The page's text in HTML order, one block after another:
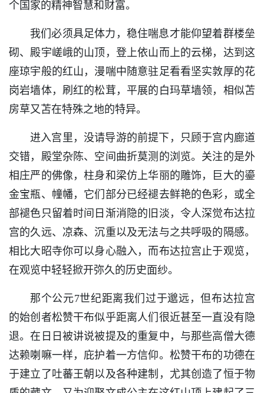
个国家的精神智慧和财富。
我们必须具足体力，稳住喘息才能仰望着群楼垒
砌、殿宇嵯峨的山顶，登上依山而上的云梯，达到这
座琼宇般的红山，漫喘中随意驻足看看坚实敦厚的花
岗岩墙体，刷红的松茸，平展的白玛草墙领，相似苫
房草又苫在特殊之地的特异。
进入宫里，没请导游的前提下，只顾于宫内廊道
交错，殿堂杂陈、空间曲折莫测的浏览。关注的是外
相庄严的佛像，柱身和梁仿上华丽的雕饰，巨大的鎏
金宝瓶、幢幡，它们部分已经褪去鲜艳的色彩，或全
部褪色只留着时间日渐消隐的旧淡，令人深觉布达拉
宫的久远、凉森、沉重以及无法与之共呼吸的隔感。
相比大昭寺你可以身心融入，而布达拉宫止于观览，
在观览中轻轻掀开弥久的历史面纱。
那个公元7世纪距离我们过于邈远，但布达拉宫
的始创者松赞干布似乎距离人们很近甚至一直没有隐
退。在日日被讲说被提及的重复中，与那些高僧大德
达赖喇嘛一样，庇护着一方信仰。松赞干布的功德在
于建立了吐蕃王朝以及各种建制，尤其创造了恒于物